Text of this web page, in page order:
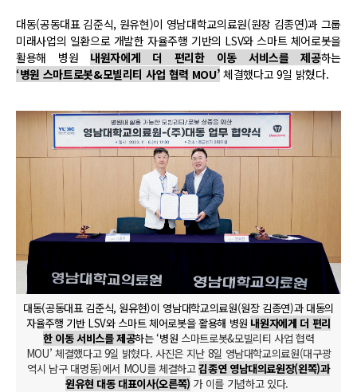
대동(공동대표 김준식, 원유현)이 영남대학교의료원(원장 김종연)과 그룹
미래사업의 일환으로 개발한 자율주행 기반의 LSV와 스마트 체어로봇을
활용해 병원 내원자에게 더 편리한 이동 서비스를 제공하는
‘병원 스마트로봇&모빌리티 사업 협력 MOU’ 체결했다고 9일 밝혔다.
대동(공동대표 김준식, 원유현)이 영남대학교의료원(원장 김종연)과 대동의
자율주행 기반 LSV와 스마트 체어로봇을 활용해 병원 내원자에게 더 편리
한 이동 서비스를 제공하는 ‘병원 스마트로봇&모빌리티 사업 협력
MOU’ 체결했다고 9일 밝혔다. 사진은 지난 8일 영남대학교의료원(대구광
역시 남구 대명동)에서 MOU를 체결하고김종연 영남대의료원장(왼쪽)과
원유현 대동 대표이사(오른쪽) 가 이를 기념하고 있다.